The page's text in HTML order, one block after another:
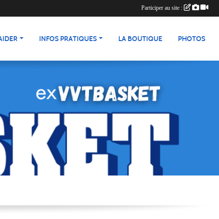
INFOS PRATIQUES LA BOUTIQUE PHOTOS
Participer au site :